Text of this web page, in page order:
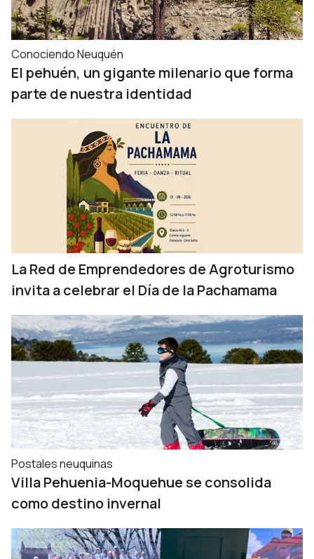
Conociendo Neuquén
El pehuén, un gigante milenario que forma
parte de nuestra identidad
La Red de Emprendedores de Agroturismo
invita a celebrar el Día de la Pachamama
Postales neuquinas
Villa Pehuenia-Moquehue se consolida
como destino invernal